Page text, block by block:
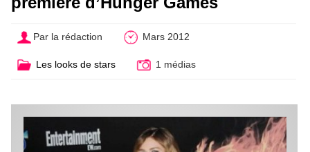
Par la rédaction Mars 2012
Les looks de stars 1 médias